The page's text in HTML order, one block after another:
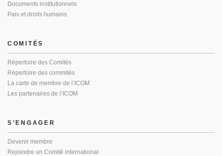
Documents institutionnels
Paix et droits humains
COMITÉS
Répertoire des Comités
Répertoire des commités
La carte de membre de l’ICOM
Les partenaires de l’ICOM
S’ENGAGER
Devenir membre
Rejoindre un Comité international